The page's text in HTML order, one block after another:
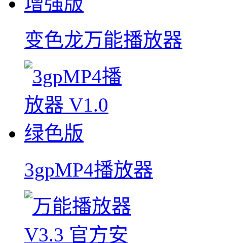
变色龙万能播放器
3gpMP4播放器